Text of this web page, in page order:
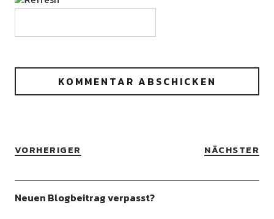
VORHERIGER NÄCHSTER
Neuen Blogbeitrag verpasst?